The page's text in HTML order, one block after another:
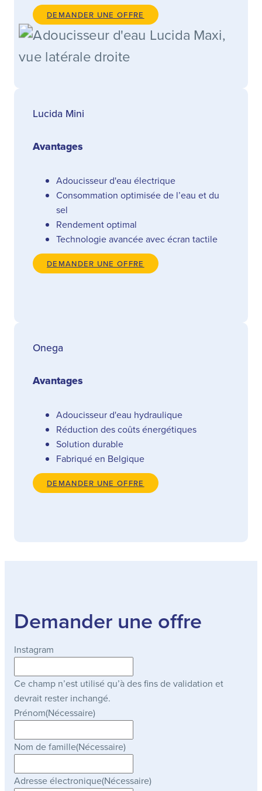
DEMANDER UNE OFFRE
Lucida Mini
Avantages
Adoucisseur d'eau électrique
Consommation optimisée de l’eau et du
sel
Rendement optimal
Technologie avancée avec écran tactile
DEMANDER UNE OFFRE
Onega
Avantages
Adoucisseur d'eau hydraulique
Réduction des coûts énergétiques
Solution durable
Fabriqué en Belgique
DEMANDER UNE OFFRE
Demander une offre
Instagram
Ce champ n’est utilisé qu’à des fins de validation et
devrait rester inchangé.
Prénom(Nécessaire)
Nom de famille(Nécessaire)
Adresse électronique(Nécessaire)